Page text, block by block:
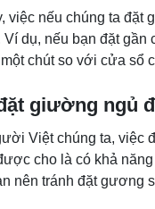
việc nếu chúng ta
dụ, nếu bạn đặt
chút so với cửa sổ
giường ngủ
Việt chúng ta, việc
cho là có khả
nên tránh đặt